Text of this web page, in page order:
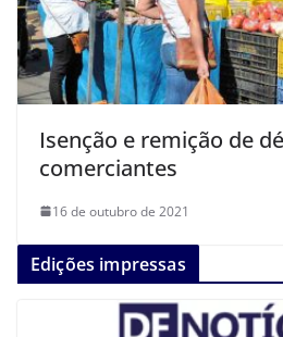
Isenção e remição de
comerciantes
16 de outubro de 2021
Edições impressas